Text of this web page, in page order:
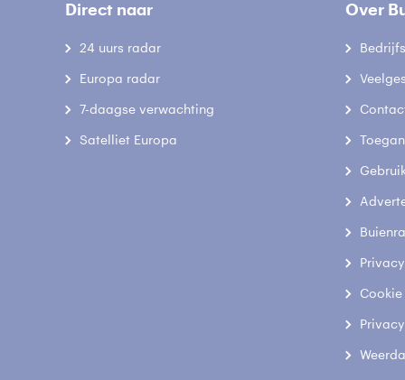
Direct naar
24 uurs radar
Europa radar
7-daagse verwachting
Satelliet Europa
Over